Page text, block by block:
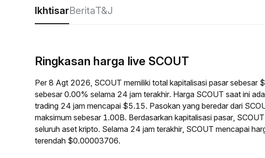
IkhtisarBeritaT&J
Ringkasan harga live SCOUT
Per 8 Agt 2026, SCOUT memiliki total kapitalisasi pasar sebesar
sebesar 0.00% selama 24 jam terakhir. Harga SCOUT saat ini
trading 24 jam mencapai $5.15. Pasokan yang beredar dari
maksimum sebesar 1.00B. Berdasarkan kapitalisasi pasar,
seluruh aset kripto. Selama 24 jam terakhir, SCOUT mencapai
terendah $0.00003706.